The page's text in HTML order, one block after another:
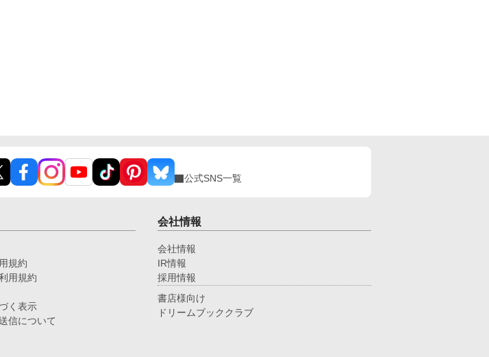
公式SNS一覧
規約
用規約
く表示
信について
会社情報
会社情報
IR情報
採用情報
書店様向け
ドリームブッククラブ